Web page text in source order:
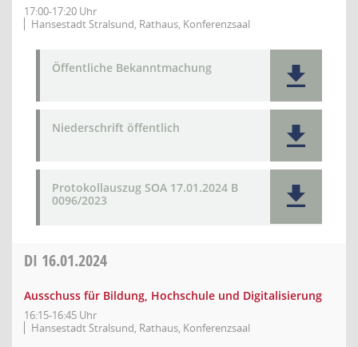
17:00-17:20 Uhr
Hansestadt Stralsund, Rathaus, Konferenzsaal
Öffentliche Bekanntmachung
Niederschrift öffentlich
Protokollauszug SOA 17.01.2024 B
0096/2023
DI 16.01.2024
Ausschuss für Bildung, Hochschule und Digitalisierung
16:15-16:45 Uhr
Hansestadt Stralsund, Rathaus, Konferenzsaal